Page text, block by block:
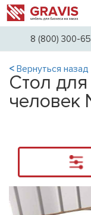
8 (800) 300-
< Вернуться назад
Стол
человек